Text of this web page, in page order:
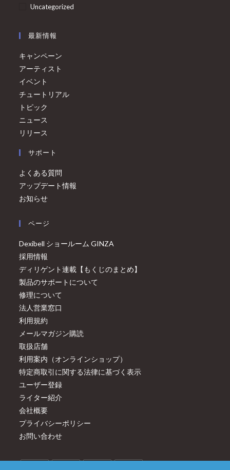
Uncategorized
最新情報
キャンペーン
アーティスト
イベント
チュートリアル
トピック
ニュース
リリース
サポート
よくある質問
アップデート情報
お知らせ
ページ
Dexibell ショールーム GINZA
採用情報
ディリゲント連載【もくじのまとめ】
製品のサポートについて
修理について
法人営業窓口
利用規約
メールマガジン購読
取扱店舗
利用案内（オンラインショップ）
特定商取引に関する法律に基づく表示
ユーザー登録
ライター紹介
会社概要
プライバシーポリシー
お問い合わせ